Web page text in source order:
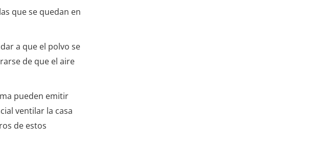
que se quedan en
a que el polvo se
de que el aire
pueden emitir
ventilar la casa
de estos